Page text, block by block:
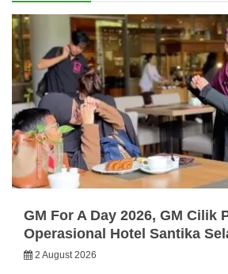
GM For A Day 2026, GM Cilik
Operasional Hotel Santika
2 August 2026